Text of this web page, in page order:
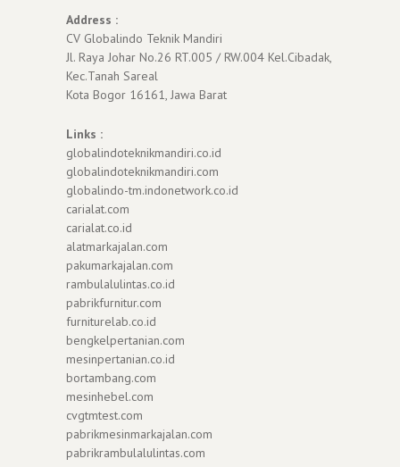
Address :
CV Globalindo Teknik Mandiri
Jl. Raya Johar No.26 RT.005 / RW.004 Kel.Cibadak,
Kec.Tanah Sareal
Kota Bogor 16161, Jawa Barat
Links :
globalindoteknikmandiri.co.id
globalindoteknikmandiri.com
globalindo-tm.indonetwork.co.id
carialat.com
carialat.co.id
alatmarkajalan.com
pakumarkajalan.com
rambulalulintas.co.id
pabrikfurnitur.com
furniturelab.co.id
bengkelpertanian.com
mesinpertanian.co.id
bortambang.com
mesinhebel.com
cvgtmtest.com
pabrikmesinmarkajalan.com
pabrikrambulalulintas.com